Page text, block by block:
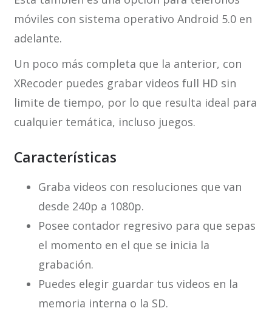
móviles con sistema operativo Android 5.0 en
adelante.
Un poco más completa que la anterior, con
XRecoder puedes grabar videos full HD sin
limite de tiempo, por lo que resulta ideal para
cualquier temática, incluso juegos.
Características
Graba videos con resoluciones que van
desde 240p a 1080p.
Posee contador regresivo para que sepas
el momento en el que se inicia la
grabación.
Puedes elegir guardar tus videos en la
memoria interna o la SD.